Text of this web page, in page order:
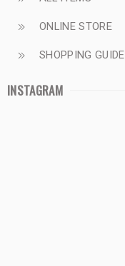
ONLINE STORE
SHOPPING GUIDE
INSTAGRAM